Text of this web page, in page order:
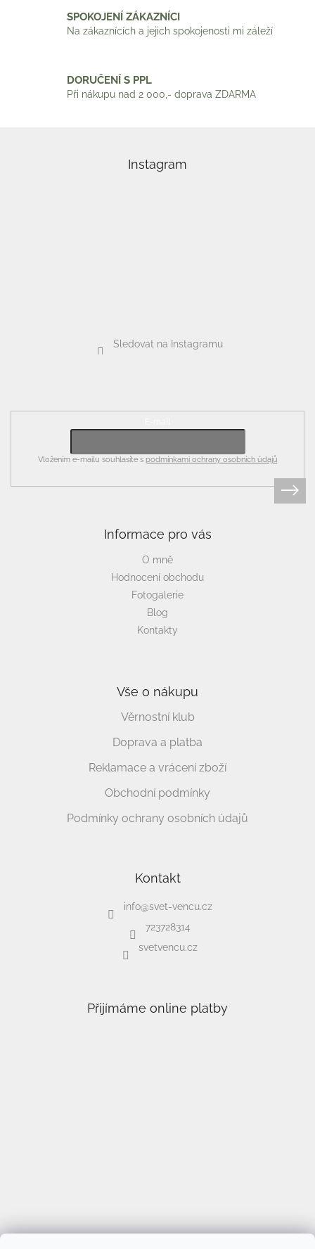
SPOKOJENÍ ZÁKAZNÍCI
Na zákaznících a jejich spokojenosti mi záleží
DORUČENÍ S PPL
Při nákupu nad 2 000,- doprava ZDARMA
Instagram
Sledovat na Instagramu
Vložením e-mailu souhlasíte s podmínkami ochrany osobních údajů
Informace pro vás
O mně
Hodnocení obchodu
Fotogalerie
Blog
Kontakty
Vše o nákupu
Věrnostní klub
Doprava a platba
Reklamace a vrácení zboží
Obchodní podmínky
Podmínky ochrany osobních údajů
Kontakt
info@svet-vencu.cz
723728314
svetvencu.cz
Přijímáme online platby